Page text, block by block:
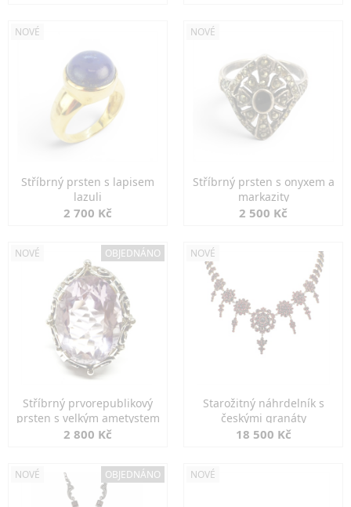
NOVÉ
Stříbrný prsten s lapisem
lazuli
2 700 Kč
NOVÉ
Stříbrný prsten s onyxem a
markazity
2 500 Kč
NOVÉ OBJEDNÁNO
Stříbrný prvorepublikový
prsten s velkým ametystem
2 800 Kč
NOVÉ
Starožitný náhrdelník s
českými granáty
18 500 Kč
NOVÉ OBJEDNÁNO NOVÉ